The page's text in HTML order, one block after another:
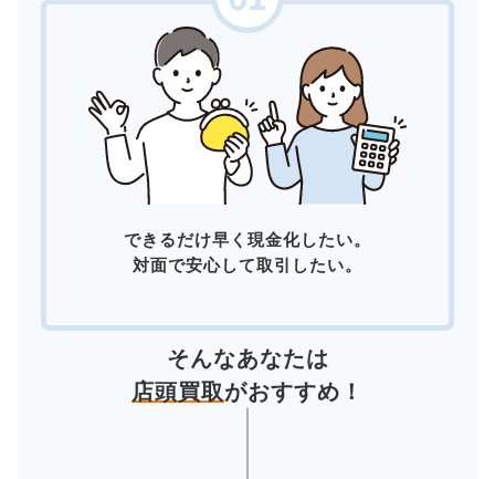
できるだけ早く現金化したい。
対面で安心して取引したい。
そんなあなたは
店頭買取がおすすめ！